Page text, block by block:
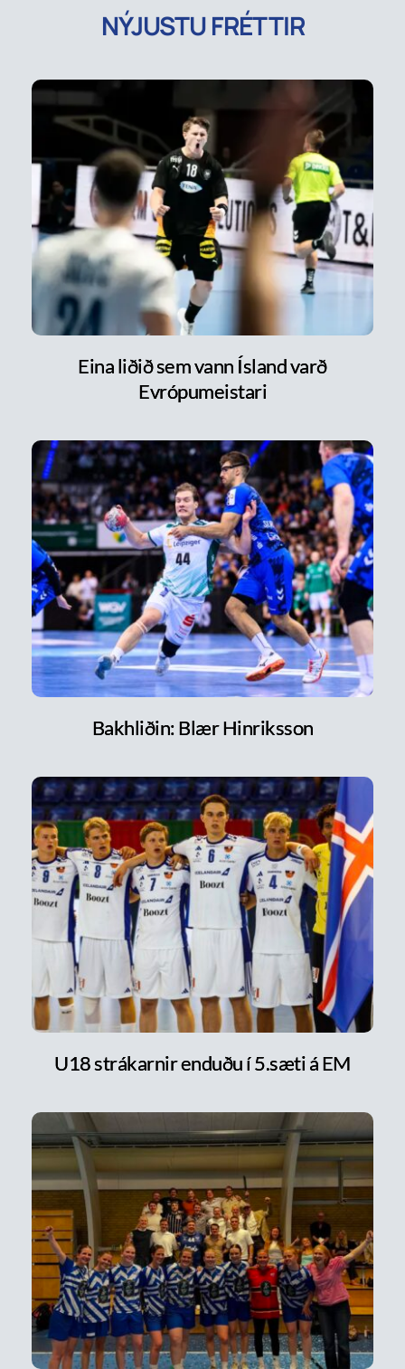
NÝJUSTU FRÉTTIR
Eina liðið sem vann Ísland varð
Evrópumeistari
Bakhliðin: Blær Hinriksson
U18 strákarnir enduðu í 5.sæti á EM